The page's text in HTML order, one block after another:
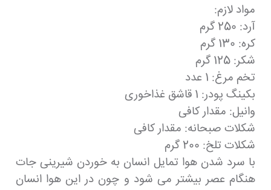
مواد لازم:
آرد: 250 گرم
کره: 130 گرم
شکر: 125 گرم
تخم مرغ: 1 عدد
بکینگ پودر: 1 قاشق غذاخوری
وانیل: مقدار کافی
شکلات صبحانه: مقدار کافی
شکلات تلخ: 200 گرم
با سرد شدن هوا تمایل انسان به خوردن شیرینی جات
هنگام عصر بیشتر می شود و چون در این هوا انسان